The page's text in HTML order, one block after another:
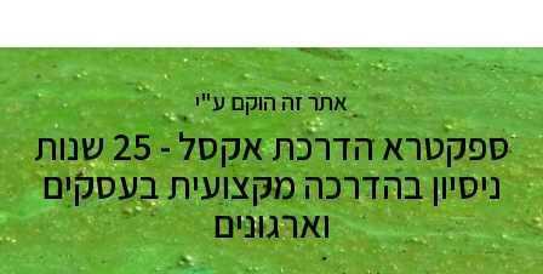
אתר זה הוקם ע"י
ספקטרא הדרכת אקסל - 25 שנות
ניסיון בהדרכה מקצועית בעסקים
וארגונים